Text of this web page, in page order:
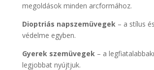
megoldások minden arcformához.
Dioptriás napszemüvegek – a stílus
védelme egyben.
Gyerek szemüvegek – a
legjobbat nyújtjuk.